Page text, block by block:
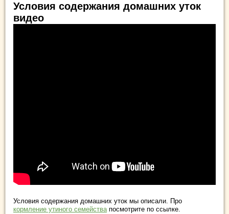
Условия содержания домашних уток
видео
Условия содержания домашних уток мы описали. Про
кормление утиного семействапосмотрите по ссылке.